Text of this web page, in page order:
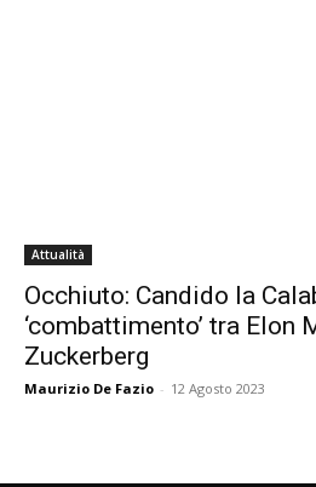
Attualità
Occhiuto: Candido la
‘combattimento’ tra Elon
Zuckerberg
Maurizio De Fazio - 12 Agosto 2023